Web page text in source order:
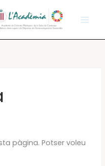
pàgina. Potser voleu